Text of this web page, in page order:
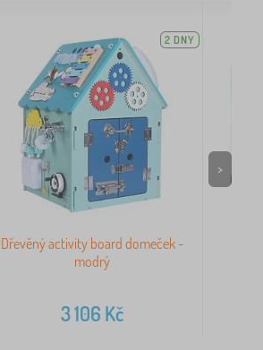
2 DNY
Dřevěný activity board domeček -
modrý
3 106 Kč
>